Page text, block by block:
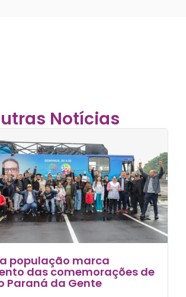
Notícias
população marca
das comemorações de
Paraná da Gente